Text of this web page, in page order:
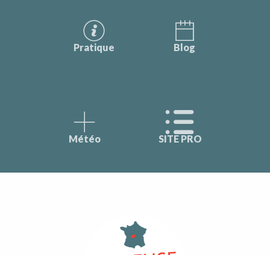
Pratique Blog
Météo SITE PRO